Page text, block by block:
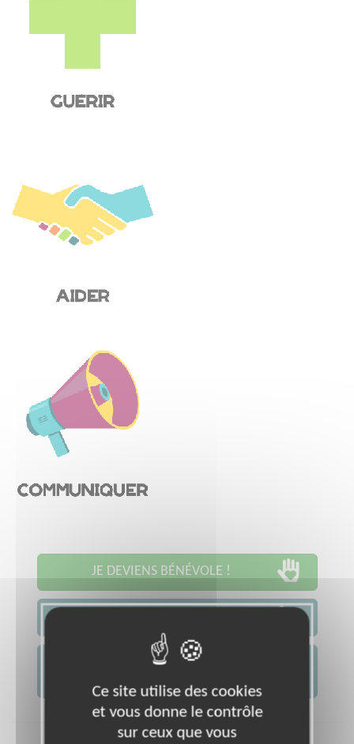
JE DEVIENS BÉNÉVOLE !
JE FAIS UN DON À
Ce site utilise des cookies
et vous donne le contrôle
sur ceux que vous